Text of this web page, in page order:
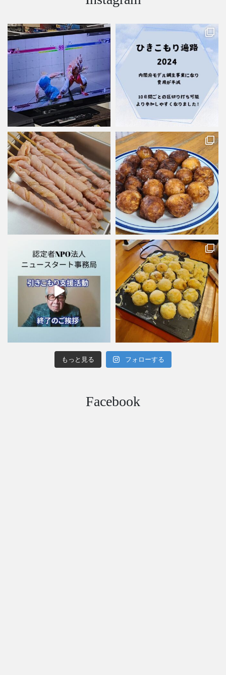
もっと見る フォローする
Facebook